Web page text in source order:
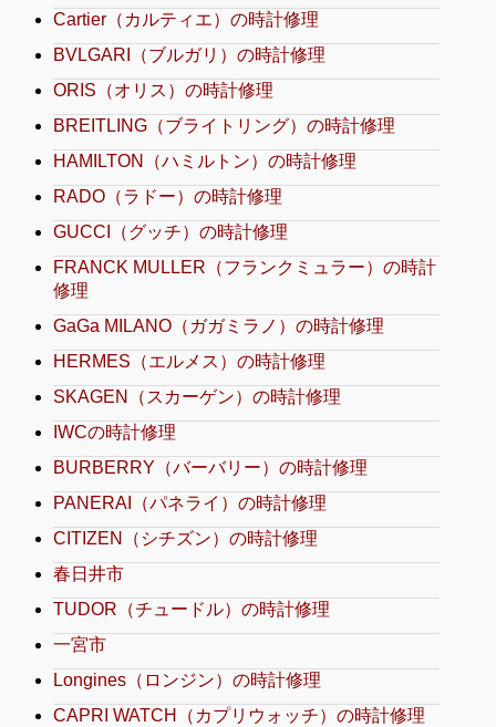
Cartier（カルティエ）の時計修理
BVLGARI（ブルガリ）の時計修理
ORIS（オリス）の時計修理
BREITLING（ブライトリング）の時計修理
HAMILTON（ハミルトン）の時計修理
RADO（ラドー）の時計修理
GUCCI（グッチ）の時計修理
FRANCK MULLER（フランクミュラー）の時計
修理
GaGa MILANO（ガガミラノ）の時計修理
HERMES（エルメス）の時計修理
SKAGEN（スカーゲン）の時計修理
IWCの時計修理
BURBERRY（バーバリー）の時計修理
PANERAI（パネライ）の時計修理
CITIZEN（シチズン）の時計修理
春日井市
TUDOR（チュードル）の時計修理
一宮市
Longines（ロンジン）の時計修理
CAPRI WATCH（カプリウォッチ）の時計修理